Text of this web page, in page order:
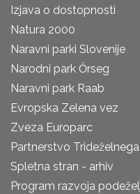
Izjava o dostopnosti
Natura 2000
Naravni parki Slovenije
Narodni park Őrseg
Naravni park Raab
Evropska Zelena vez
Zveza Europarc
Partnerstvo
Spletna stran - arhiv
Program razvoja